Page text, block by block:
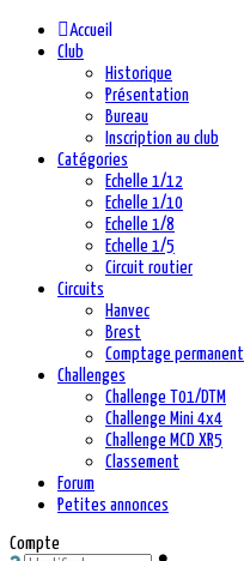
Accueil
Club
Historique
Présentation
Bureau
Inscription au club
Catégories
Echelle 1/12
Echelle 1/10
Echelle 1/8
Echelle 1/5
Circuit routier
Circuits
Hanvec
Brest
Comptage permanent
Challenges
Challenge T01/DTM
Challenge Mini 4x4
Challenge MCD XR5
Classement
Forum
Petites annonces
Compte
précédente
précédent
suivante
suivant